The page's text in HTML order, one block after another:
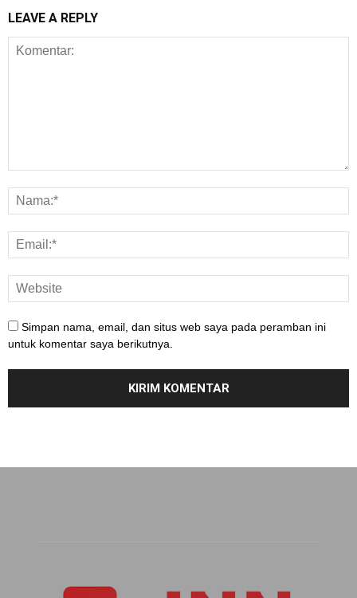
LEAVE A REPLY
Simpan nama, email, dan situs web saya pada peramban ini
untuk komentar saya berikutnya.